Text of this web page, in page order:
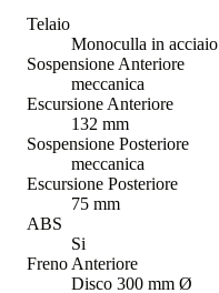
Telaio
Monoculla in acciaio
Sospensione Anteriore
meccanica
Escursione Anteriore
132 mm
Sospensione Posteriore
meccanica
Escursione Posteriore
75 mm
ABS
Si
Freno Anteriore
Disco 300 mm Ø